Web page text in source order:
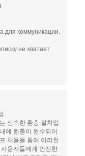
для коммуникации.
не хватает
신속한 환충 절차입
에 환충이 완수되어
채용을 통해 이러한
용자들에게 안전한